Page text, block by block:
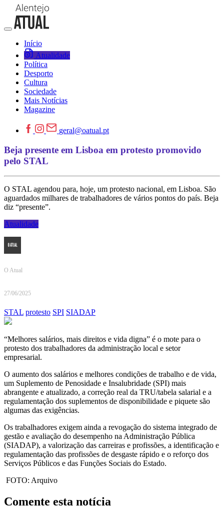
Início
Atualidade
Política
Desporto
Cultura
Sociedade
Mais Notícias
Magazine
geral@oatual.pt
Beja presente em Lisboa em protesto promovido
pelo STAL
O STAL agendou para, hoje, um protesto nacional, em Lisboa. São
aguardados milhares de trabalhadores de vários pontos do país. Beja
diz “presente”.
Atualidade
O Atual
27/06/2025
STAL protesto SPI SIADAP
“Melhores salários, mais direitos e vida digna” é o mote para o
protesto dos trabalhadores da administração local e setor
empresarial.
O aumento dos salários e melhores condições de trabalho e de vida,
um Suplemento de Penosidade e Insalubridade (SPI) mais
abrangente e atualizado, a correção real da TRU/tabela salarial e a
regulamentação dos suplementos de disponibilidade e piquete são
algumas das exigências.
Os trabalhadores exigem ainda a revogação do sistema integrado de
gestão e avaliação do desempenho na Administração Pública
(SIADAP), a valorização das carreiras e profissões, a identificação e
regulamentação das profissões de desgaste rápido e o reforço dos
Serviços Públicos e das Funções Sociais do Estado.
FOTO: Arquivo
Comente esta notícia